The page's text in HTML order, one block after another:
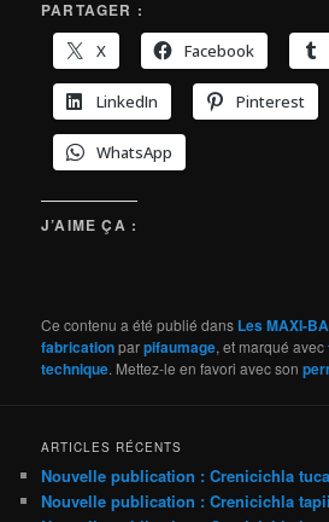
PARTAGER :
X
Facebook
LinkedIn Pinterest
WhatsApp
J’AIME ÇA :
Ce contenu a été publié dans Les MAXI-
fabricationparpifaumage, et marqué avec
technique. Mettez-le en favori avec son
ARTICLES RÉCENTS
Nouvelle publication : Crenicichla tuca
Nouvelle publication : Crenicichla tapii